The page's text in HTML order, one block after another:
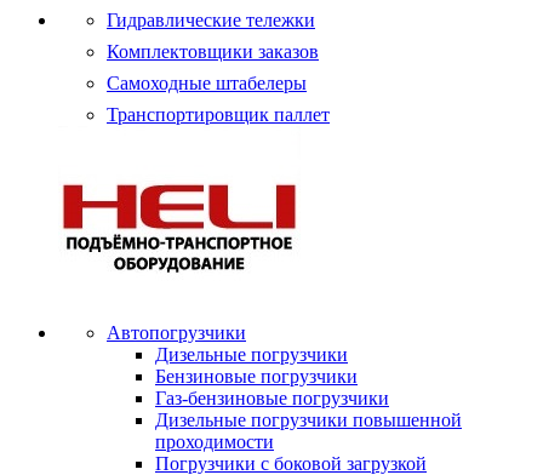
Гидравлические тележки
Комплектовщики заказов
Самоходные штабелеры
Транспортировщик паллет
Автопогрузчики
Дизельные погрузчики
Бензиновые погрузчики
Газ-бензиновые погрузчики
Дизельные погрузчики повышенной
проходимости
Погрузчики с боковой загрузкой